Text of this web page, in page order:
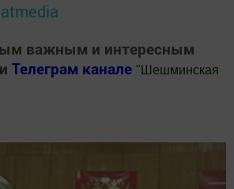
важным и интересным
и Телеграм канале " Шешминская